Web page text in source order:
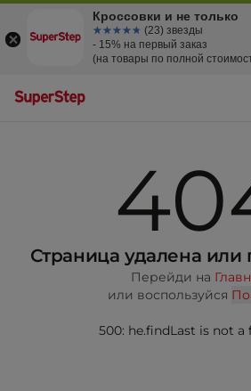
Страница удалена
Перейди на
или воспользуйся
500: he.findLast is not a
Кроссовки и не только
☆☆☆☆☆
★★★★★ (23) звезды
- 15% на первый заказ
(на товары по полной